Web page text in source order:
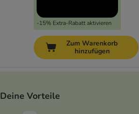
-15% Extra-Rabatt aktivieren
Zum Warenkorb
hinzufügen
Deine Vorteile